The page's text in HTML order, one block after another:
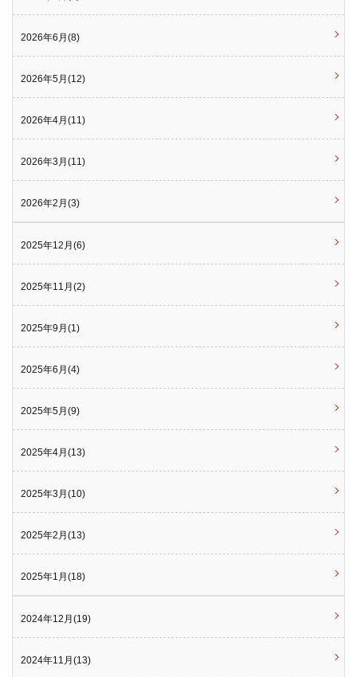
2026年6月(8)
2026年5月(12)
2026年4月(11)
2026年3月(11)
2026年2月(3)
2025年12月(6)
2025年11月(2)
2025年9月(1)
2025年6月(4)
2025年5月(9)
2025年4月(13)
2025年3月(10)
2025年2月(13)
2025年1月(18)
2024年12月(19)
2024年11月(13)